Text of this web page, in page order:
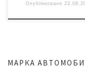
Опубликовано
МАРКА